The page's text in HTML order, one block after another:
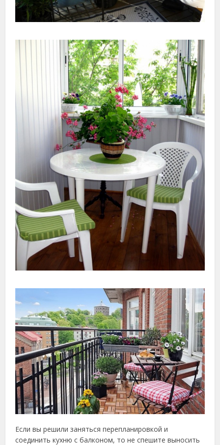
Если вы решили заняться перепланировкой и
соединить кухню с балконом, то не спешите выносить